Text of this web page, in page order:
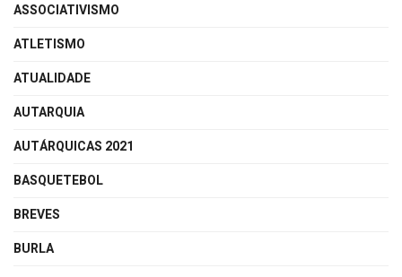
ASSOCIATIVISMO
ATLETISMO
ATUALIDADE
AUTARQUIA
AUTÁRQUICAS 2021
BASQUETEBOL
BREVES
BURLA